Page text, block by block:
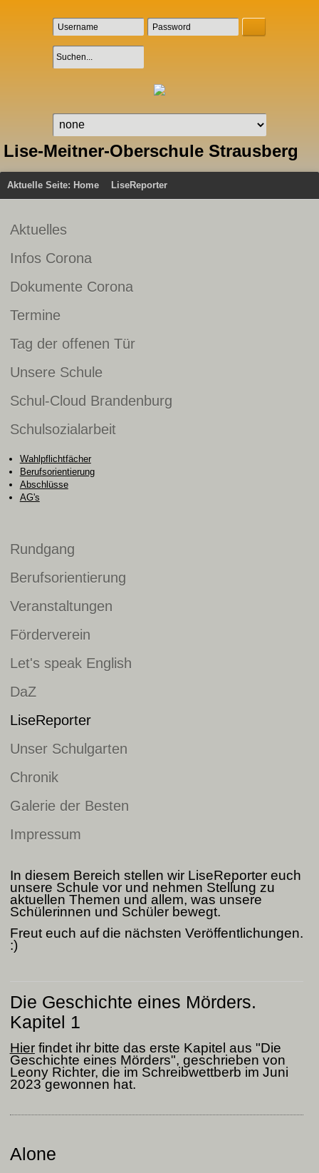
Lise-Meitner-Oberschule Strausberg
Aktuelle Seite: Home LiseReporter
Aktuelles
Infos Corona
Dokumente Corona
Termine
Tag der offenen Tür
Unsere Schule
Schul-Cloud Brandenburg
Schulsozialarbeit
Wahlpflichtfächer
Berufsorientierung
Abschlüsse
AG's
Rundgang
Berufsorientierung
Veranstaltungen
Förderverein
Let's speak English
DaZ
LiseReporter
Unser Schulgarten
Chronik
Galerie der Besten
Impressum
In diesem Bereich stellen wir LiseReporter euch
unsere Schule vor und nehmen Stellung zu
aktuellen Themen und allem, was unsere
Schülerinnen und Schüler bewegt.
Freut euch auf die nächsten Veröffentlichungen.
:)
Die Geschichte eines Mörders.
Kapitel 1
Hierfindet ihr bitte das erste Kapitel aus "Die
Geschichte eines Mörders", geschrieben von
Leony Richter, die im Schreibwettberb im Juni
2023 gewonnen hat.
Alone